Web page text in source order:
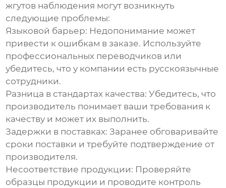
жгутов наблюдения могут возникнуть
следующие проблемы:
Языковой барьер: Недопонимание может
привести к ошибкам в заказе. Используйте
профессиональных переводчиков или
убедитесь, что у компании есть русскоязычные
сотрудники.
Разница в стандартах качества: Убедитесь, что
производитель понимает ваши требования к
качеству и может их выполнить.
Задержки в поставках: Заранее обговаривайте
сроки поставки и требуйте подтверждение от
производителя.
Несоответствие продукции: Проверяйте
образцы продукции и проводите контроль